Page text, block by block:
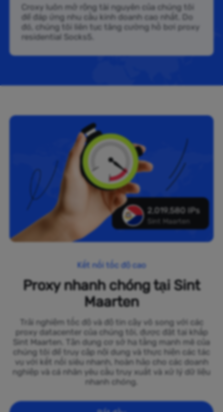
Croxy luôn mở rộng tài nguyên của chúng tôi
để đáp ứng nhu cầu kinh doanh cao nhất. Do
đó, chúng tôi liên tục tăng cường hồ bơi proxy
residential Socks5.
2,019,580 IPs
Sint Maarten
Kết nối tốc độ cao
Proxy nhanh chóng tại Sint
Maarten
Trải nghiệm tốc độ và độ tin cậy vô song với các
proxy datacenter của chúng tôi, được đặt tại khắp
Sint Maarten. Tận dụng cơ sở hạ tầng mạnh mẽ của
chúng tôi để truy cập nội dung và thực hiện các tác
vụ với kết nối siêu nhanh, hoàn hảo cho các doanh
nghiệp và cá nhân yêu cầu truy xuất và xử lý dữ liệu
nhanh chóng.